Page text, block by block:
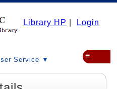
Library HP Login
Service ▼ ≡